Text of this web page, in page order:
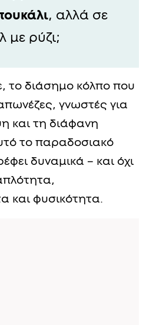
, αλλά σε
με ρύζι;
το διάσημο κόλπο που
γνωστές για
και τη διάφανη
το παραδοσιακό
δυναμικά – και όχι
και φυσικότητα.